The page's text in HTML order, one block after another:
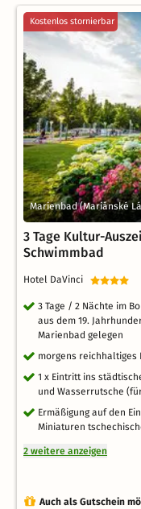
Kostenlos stornierbar
Marienbad (Mariánské
3 Tage Kultur-
Schwimmbad
Hotel DaVinci
3 Tage / 2 Nächte im
aus dem 19.
Marienbad gelegen
morgens reichhaltiges
1 x Eintritt ins
und Wasserrutsche
Ermäßigung auf den
Miniaturen
2 weitere anzeigen
Auch als Gutschein